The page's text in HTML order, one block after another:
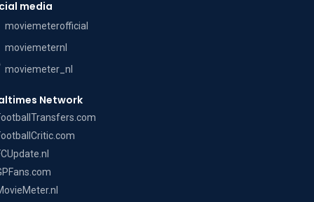
media
moviemeterofficial
moviemeternl
moviemeter_nl
Network